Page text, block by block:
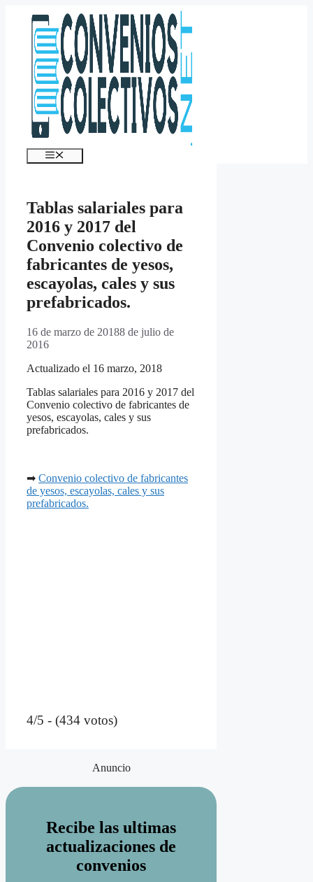
contenido
Menú
Tablas salariales para
2016 y 2017 del
Convenio colectivo de
fabricantes de yesos,
escayolas, cales y sus
prefabricados.
16 de marzo de 20188 de julio de
2016
Actualizado el 16 marzo, 2018
Tablas salariales para 2016 y 2017 del
Convenio colectivo de fabricantes de
yesos, escayolas, cales y sus
prefabricados.
➡ Convenio colectivo de fabricantes
de yesos, escayolas, cales y sus
prefabricados.
4/5 - (434 votos)
Anuncio
Recibe las ultimas
actualizaciones de
convenios